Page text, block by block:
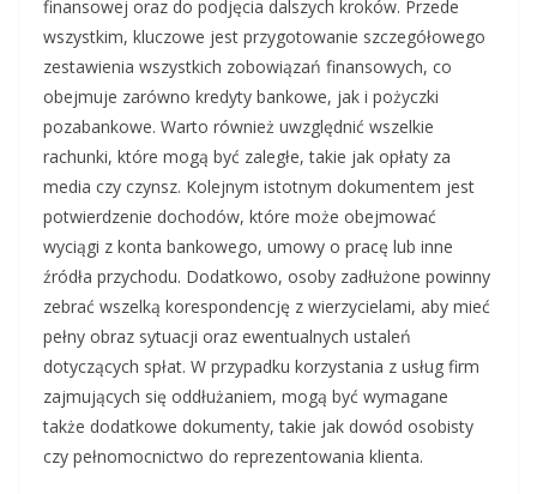
finansowej oraz do podjęcia dalszych kroków. Przede
wszystkim, kluczowe jest przygotowanie szczegółowego
zestawienia wszystkich zobowiązań finansowych, co
obejmuje zarówno kredyty bankowe, jak i pożyczki
pozabankowe. Warto również uwzględnić wszelkie
rachunki, które mogą być zaległe, takie jak opłaty za
media czy czynsz. Kolejnym istotnym dokumentem jest
potwierdzenie dochodów, które może obejmować
wyciągi z konta bankowego, umowy o pracę lub inne
źródła przychodu. Dodatkowo, osoby zadłużone powinny
zebrać wszelką korespondencję z wierzycielami, aby mieć
pełny obraz sytuacji oraz ewentualnych ustaleń
dotyczących spłat. W przypadku korzystania z usług firm
zajmujących się oddłużaniem, mogą być wymagane
także dodatkowe dokumenty, takie jak dowód osobisty
czy pełnomocnictwo do reprezentowania klienta.